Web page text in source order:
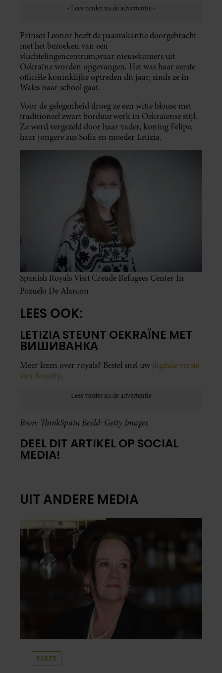
Prinses Leonor heeft de paasvakantie doorgebracht
met het bezoeken van een
vluchtelingencentrum,waar nieuwkomers uit
Oekraïne worden opgevangen. Het was haar eerste
officiële koninklijke optreden dit jaar, sinds ze in
Wales naar school gaat.
Voor de gelegenheid droeg ze een witte blouse met
traditioneel zwart borduurwerk in Oekraïense stijl.
Ze werd vergezeld door haar vader, koning Felipe,
haar jongere zus Sofía en moeder Letizia.
Spanish Royals Visit Creade Refugees Center In
Pozuelo De Alarcon
LEES OOK:
LETIZIA STEUNT OEKRAÏNE MET
ВИШИВАНКА
Meer lezen over royals? Bestel snel uw digitale versie
van Royalty.
Bron: ThinkSpain Beeld: Getty Images
DEEL DIT ARTIKEL OP SOCIAL
MEDIA!
UIT ANDERE MEDIA
PARTY